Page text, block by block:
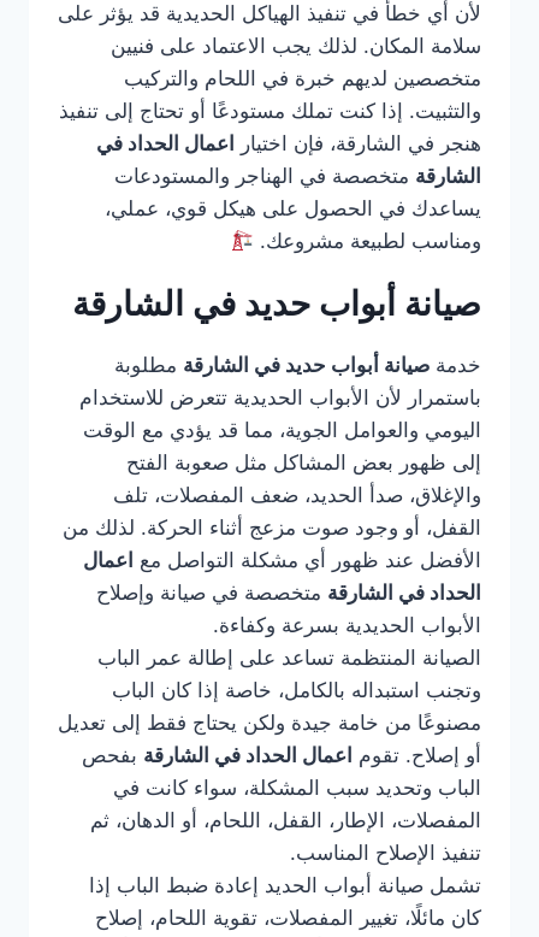
لأن أي خطأ في تنفيذ الهياكل الحديدية قد يؤثر على
سلامة المكان. لذلك يجب الاعتماد على فنيين
متخصصين لديهم خبرة في اللحام والتركيب
والتثبيت. إذا كنت تملك مستودعًا أو تحتاج إلى تنفيذ
هنجر في الشارقة، فإن اختيار
اعمال الحداد في
الشارقة متخصصة في الهناجر والمستودعات
يساعدك في الحصول على هيكل قوي، عملي،
ومناسب لطبيعة مشروعك.
صيانة أبواب حديد في الشارقة
خدمة صيانة أبواب حديد في الشارقة مطلوبة
باستمرار لأن الأبواب الحديدية تتعرض للاستخدام
اليومي والعوامل الجوية، مما قد يؤدي مع الوقت
إلى ظهور بعض المشاكل مثل صعوبة الفتح
والإغلاق، صدأ الحديد، ضعف المفصلات، تلف
القفل، أو وجود صوت مزعج أثناء الحركة. لذلك من
الأفضل عند ظهور أي مشكلة التواصل مع اعمال
الحداد في الشارقة متخصصة في صيانة وإصلاح
الأبواب الحديدية بسرعة وكفاءة.
الصيانة المنتظمة تساعد على إطالة عمر الباب
وتجنب استبداله بالكامل، خاصة إذا كان الباب
مصنوعًا من خامة جيدة ولكن يحتاج فقط إلى تعديل
أو إصلاح. تقوم اعمال الحداد في الشارقة بفحص
الباب وتحديد سبب المشكلة، سواء كانت في
المفصلات، الإطار، القفل، اللحام، أو الدهان، ثم
تنفيذ الإصلاح المناسب.
تشمل صيانة أبواب الحديد إعادة ضبط الباب إذا
كان مائلًا، تغيير المفصلات، تقوية اللحام، إصلاح